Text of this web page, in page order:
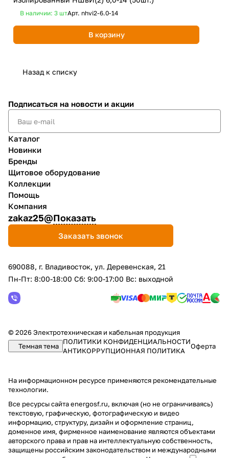
В наличии: 3 штАрт. nhvi2-6.0-14
В корзину
Назад к списку
Подписаться на новости и акции
Каталог
Новинки
Бренды
Щитовое оборудование
Коллекции
Помощь
Компания
zakaz25@Показать
Заказать звонок
690088, г. Владивосток, yл. Деревенская, 21
Пн-Пт: 8:00-18:00 Сб: 9:00-17:00 Вс: выходной
© 2026 Электротехническая и кабельная продукция
Темная тема
ПОЛИТИКИ КОНФИДЕНЦИАЛЬНОСТИ
АНТИКОРРУПЦИОННАЯ ПОЛИТИКА
Оферта
На информационном ресурсе применяются рекомендательные
технологии.
Все ресурсы сайта energosf.ru, включая (но не ограничиваясь)
текстовую, графическую, фотографическую и видео
информацию, структуру, дизайн и оформление страниц,
доменное имя, фирменное наименование являются объектами
авторского права и прав на интеллектуальную собственность,
защищены российским законодательством и международными